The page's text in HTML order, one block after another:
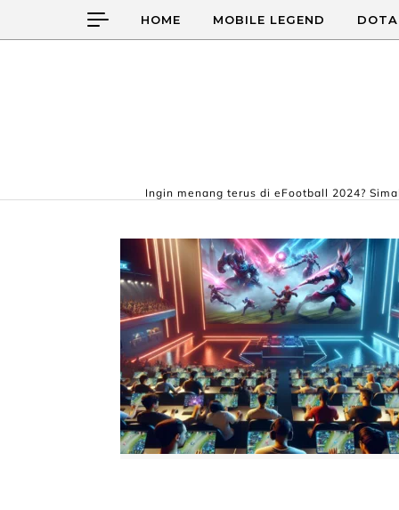
Skip to content
HOME MOBILE LEGEND
Ingin menang terus di eFootball 2024?